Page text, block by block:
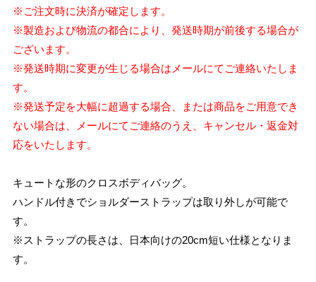
※ご注文時に決済が確定します。
※製造および物流の都合により、発送時期が前後する場合が
ございます。
※発送時期に変更が生じる場合はメールにてご連絡いたしま
す。
※発送予定を大幅に超過する場合、または商品をご用意でき
ない場合は、メールにてご連絡のうえ、キャンセル・返金対
応をいたします。
キュートな形のクロスボディバッグ。
ハンドル付きでショルダーストラップは取り外しが可能で
す。
※ストラップの長さは、日本向けの20cm短い仕様となりま
す。